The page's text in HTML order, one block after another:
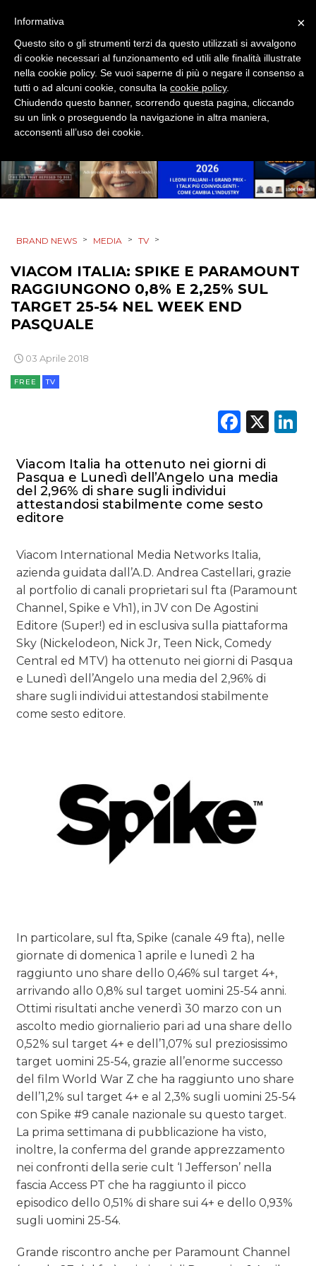
TV
RICERCHE
PREVISIONI/SCENARI
CASE HISTORY
OPINIONI
BRAND NEWS > MEDIA > TV >
VIACOM ITALIA: SPIKE E PARAMOUNT
RAGGIUNGONO 0,8% E 2,25% SUL
TARGET 25-54 NEL WEEK END
PASQUALE
03 Aprile 2018
FREE TV
X
Viacom Italia ha ottenuto nei giorni di
Pasqua e Lunedì dell’Angelo una media
del 2,96% di share sugli individui
attestandosi stabilmente come sesto
editore
Viacom International Media Networks Italia,
azienda guidata dall’A.D. Andrea Castellari, grazie
al portfolio di canali proprietari sul fta (Paramount
Channel, Spike e Vh1), in JV con De Agostini
Editore (Super!) ed in esclusiva sulla piattaforma
Sky (Nickelodeon, Nick Jr, Teen Nick, Comedy
Central ed MTV) ha ottenuto nei giorni di Pasqua
e Lunedì dell’Angelo una media del 2,96% di
share sugli individui attestandosi stabilmente
come sesto editore.
In particolare, sul fta, Spike (canale 49 fta), nelle
giornate di domenica 1 aprile e lunedì 2 ha
raggiunto uno share dello 0,46% sul target 4+,
arrivando allo 0,8% sul target uomini 25-54 anni.
Ottimi risultati anche venerdì 30 marzo con un
ascolto medio giornalierio pari ad una share dello
0,52% sul target 4+ e dell’1,07% sul preziosissimo
target uomini 25-54, grazie all’enorme successo
del film World War Z che ha raggiunto uno share
dell’1,2% sul target 4+ e al 2,3% sugli uomini 25-54
con Spike #9 canale nazionale su questo target.
La prima settimana di pubblicazione ha visto,
inoltre, la conferma del grande apprezzamento
nei confronti della serie cult ‘I Jefferson’ nella
fascia Access PT che ha raggiunto il picco
episodico dello 0,51% di share sui 4+ e dello 0,93%
sugli uomini 25-54.
Grande riscontro anche per Paramount Channel
×
Informativa
Questo sito o gli strumenti terzi da questo utilizzati si avvalgono
di cookie necessari al funzionamento ed utili alle finalità illustrate
nella cookie policy. Se vuoi saperne di più o negare il consenso a
tutti o ad alcuni cookie, consulta la cookie policy.
Chiudendo questo banner, scorrendo questa pagina, cliccando
su un link o proseguendo la navigazione in altra maniera,
acconsenti all’uso dei cookie.